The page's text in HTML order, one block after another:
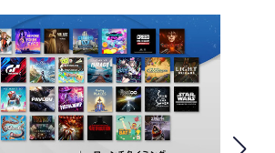
ゲーム
カルチャー
公式ストア